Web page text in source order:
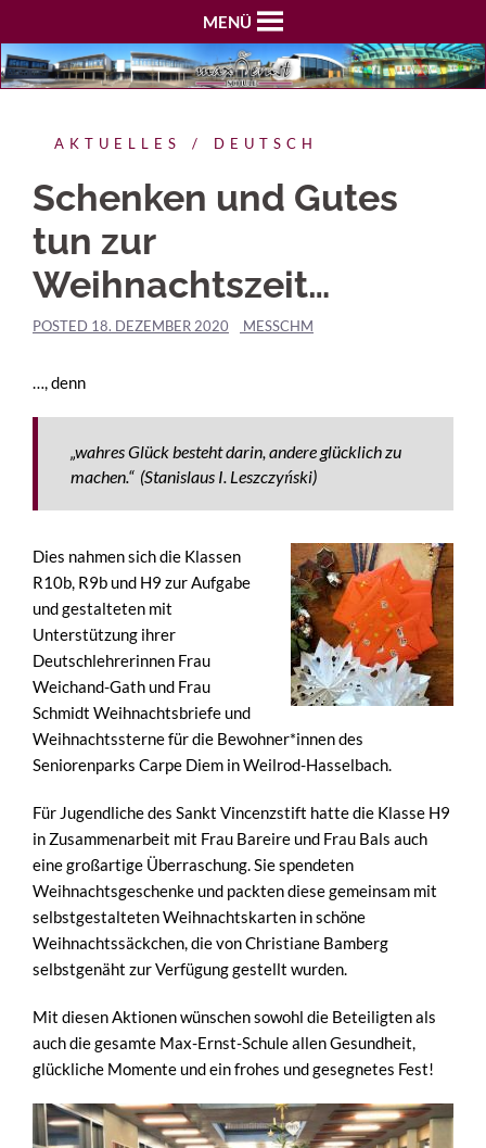
MENÜ
AKTUELLES DEUTSCH
Schenken und Gutes
tun zur
Weihnachtszeit…
POSTED 18. DEZEMBER 2020 MESSCHM
…, denn
„wahres Glück besteht darin, andere glücklich zu
machen.“ (Stanislaus I. Leszczyński)
Dies nahmen sich die Klassen
R10b, R9b und H9 zur Aufgabe
und gestalteten mit
Unterstützung ihrer
Deutschlehrerinnen Frau
Weichand-Gath und Frau
Schmidt Weihnachtsbriefe und
Weihnachtssterne für die Bewohner*innen des
Seniorenparks Carpe Diem in Weilrod-Hasselbach.
Für Jugendliche des Sankt Vincenzstift hatte die Klasse H9
in Zusammenarbeit mit Frau Bareire und Frau Bals auch
eine großartige Überraschung. Sie spendeten
Weihnachtsgeschenke und packten diese gemeinsam mit
selbstgestalteten Weihnachtskarten in schöne
Weihnachtssäckchen, die von Christiane Bamberg
selbstgenäht zur Verfügung gestellt wurden.
Mit diesen Aktionen wünschen sowohl die Beteiligten als
auch die gesamte Max-Ernst-Schule allen Gesundheit,
glückliche Momente und ein frohes und gesegnetes Fest!